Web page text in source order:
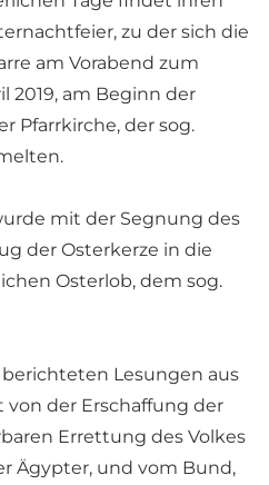
zu der sich die
am Vorabend zum
2019, am Beginn der
Pfarrkirche, der sog.
mit der Segnung des
der Osterkerze in die
Osterlob, dem sog.
Lesungen aus
der Erschaffung der
Errettung des Volkes
Ägypter, und vom Bund,